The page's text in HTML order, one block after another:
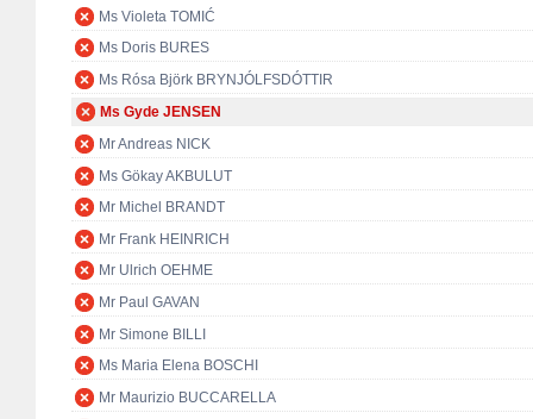
Ms Violeta TOMIĆ
Ms Doris BURES
Ms Rósa Björk BRYNJÓLFSDÓTTIR
Ms Gyde JENSEN
Mr Andreas NICK
Ms Gökay AKBULUT
Mr Michel BRANDT
Mr Frank HEINRICH
Mr Ulrich OEHME
Mr Paul GAVAN
Mr Simone BILLI
Ms Maria Elena BOSCHI
Mr Maurizio BUCCARELLA